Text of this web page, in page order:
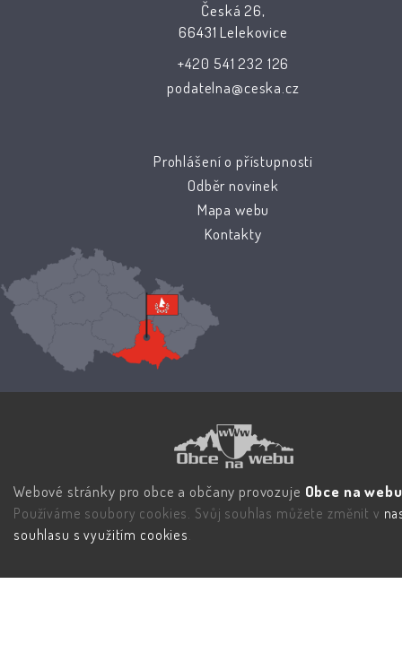
Česká 26,
66431 Lelekovice
+420 541 232 126
podatelna@ceska.cz
Prohlášení o přístupnosti
Odběr novinek
Mapa webu
Kontakty
Webové stránky pro obce a občany provozuje Obce na
Používáme soubory cookies. Svůj souhlas můžete změnit v
souhlasu s využitím cookies